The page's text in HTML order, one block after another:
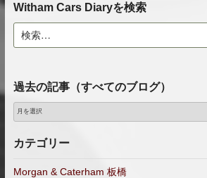
Witham Cars Diaryを検索
索:
過去の記事（すべてのブログ）
過
去
の
事
カテゴリー
Morgan & Caterham 板橋